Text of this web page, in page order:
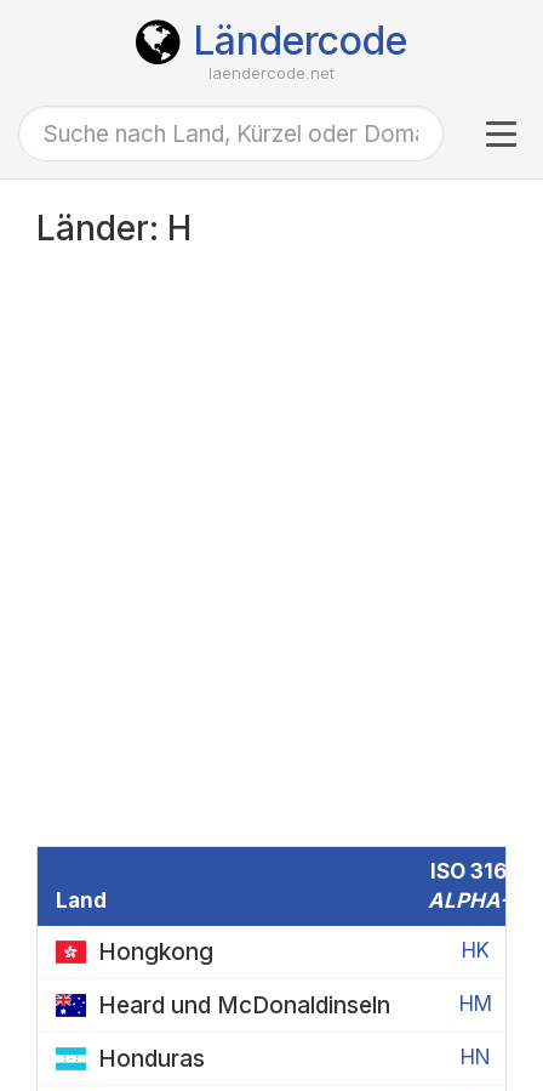
Ländercode
laendercode.net
Länder: H
Land
ISO 3166
ALPHA-2
Hongkong HK
Heard und McDonaldinseln HM
Honduras HN